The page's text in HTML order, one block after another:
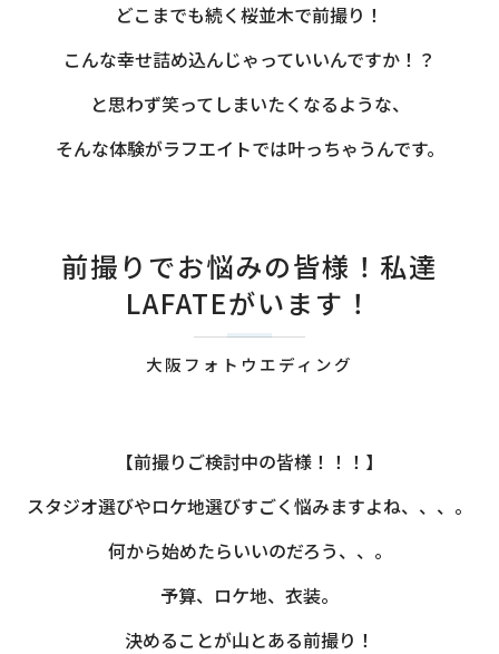
どこまでも続く桜並木で前撮り！
こんな幸せ詰め込んじゃっていいんですか！？
と思わず笑ってしまいたくなるような、
そんな体験がラフエイトでは叶っちゃうんです。
前撮りでお悩みの皆様！私達
LAFATEがいます！
大阪フォトウエディング
【前撮りご検討中の皆様！！！】
スタジオ選びやロケ地選びすごく悩みますよね、、、。
何から始めたらいいのだろう、、。
予算、ロケ地、衣装。
決めることが山とある前撮り！